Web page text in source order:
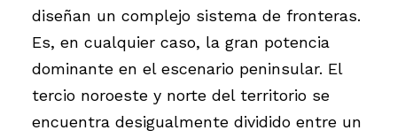
diseñan un complejo sistema de fronteras.
Es, en cualquier caso, la gran potencia
dominante en el escenario peninsular. El
tercio noroeste y norte del territorio se
encuentra desigualmente dividido entre un